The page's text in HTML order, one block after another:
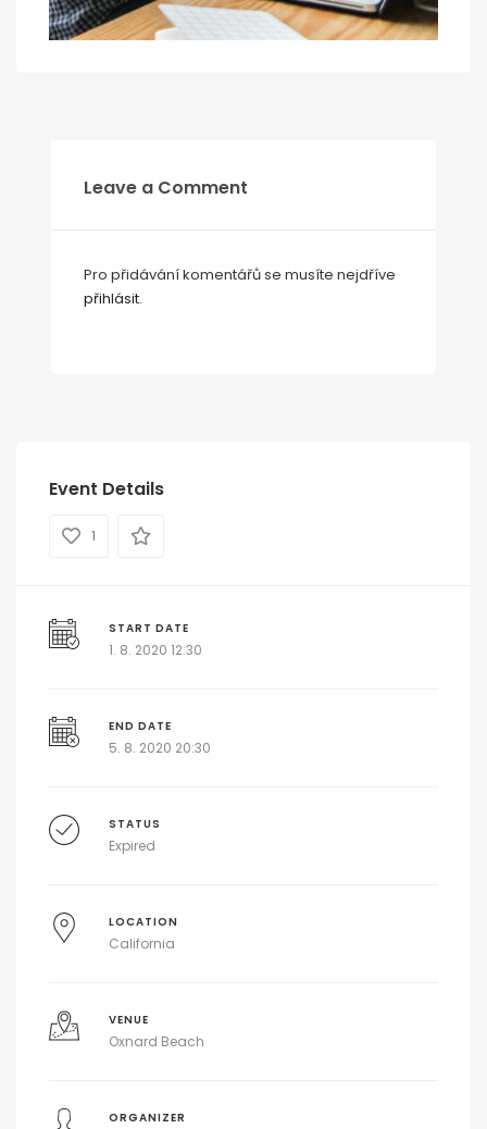
Leave a Comment
Pro přidávání komentářů se musíte nejdříve
přihlásit.
Event Details
1
START DATE
1. 8. 2020 12:30
END DATE
5. 8. 2020 20:30
STATUS
Expired
LOCATION
California
VENUE
Oxnard Beach
ORGANIZER